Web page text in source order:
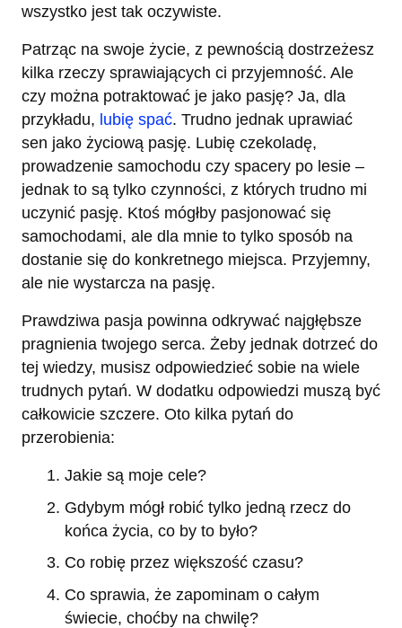
wszystko jest tak oczywiste.
Patrząc na swoje życie, z pewnością dostrzeżesz
kilka rzeczy sprawiających ci przyjemność. Ale
czy można potraktować je jako pasję? Ja, dla
przykładu, lubię spać. Trudno jednak uprawiać
sen jako życiową pasję. Lubię czekoladę,
prowadzenie samochodu czy spacery po lesie –
jednak to są tylko czynności, z których trudno mi
uczynić pasję. Ktoś mógłby pasjonować się
samochodami, ale dla mnie to tylko sposób na
dostanie się do konkretnego miejsca. Przyjemny,
ale nie wystarcza na pasję.
Prawdziwa pasja powinna odkrywać najgłębsze
pragnienia twojego serca. Żeby jednak dotrzeć do
tej wiedzy, musisz odpowiedzieć sobie na wiele
trudnych pytań. W dodatku odpowiedzi muszą być
całkowicie szczere. Oto kilka pytań do
przerobienia:
Jakie są moje cele?
Gdybym mógł robić tylko jedną rzecz do
końca życia, co by to było?
Co robię przez większość czasu?
Co sprawia, że zapominam o całym
świecie, choćby na chwilę?